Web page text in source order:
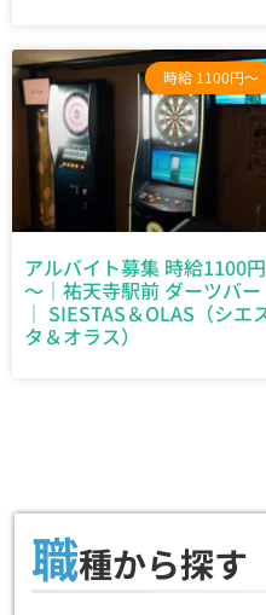
時給 1100円～
アルバイト募集 時給1100円
～｜祐天寺駅前 ダーツバー
｜ SIESTAS＆OLAS（シエ
タ＆オラス）
職種から探す